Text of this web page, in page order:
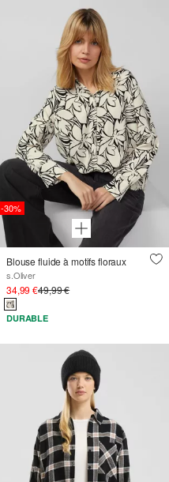
-30%
Blouse fluide à motifs floraux
s.Oliver
34,99 €49,99 €
DURABLE